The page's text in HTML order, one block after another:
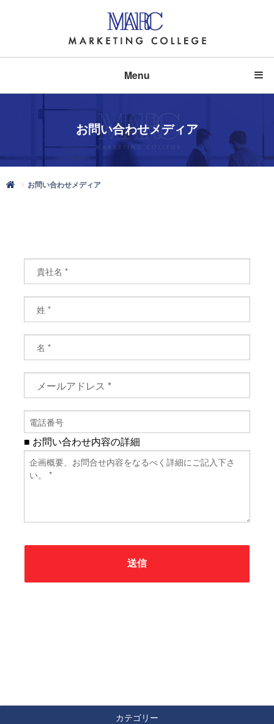
Menu
お問い合わせメディア
お問い合わせメディア
■ お問い合わせ内容の詳細
送信
カテゴリー